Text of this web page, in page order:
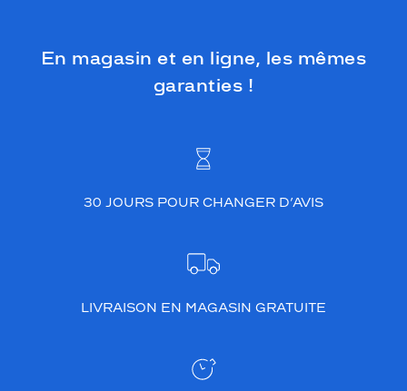
En magasin et en ligne, les mêmes
garanties !
30 JOURS POUR CHANGER D’AVIS
LIVRAISON EN MAGASIN GRATUITE